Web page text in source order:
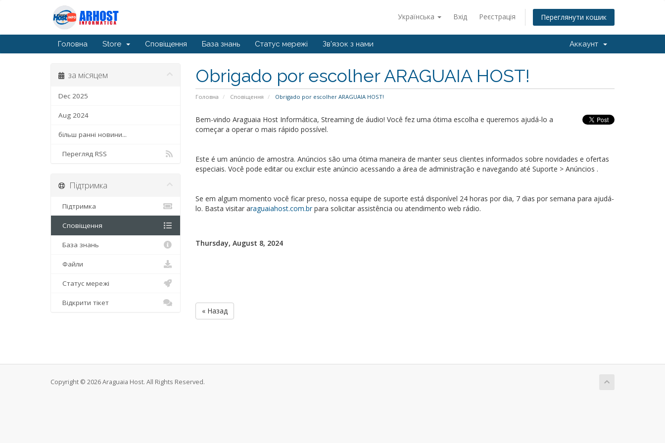
Українська Вхід Реєстрація Переглянути кошик
Головна Store Сповіщення База знань Статус мережі Зв'язок з нами Аккаунт
Obrigado por escolher ARAGUAIA HOST!
Головна Сповіщення Obrigado por escolher ARAGUAIA HOST!
за місяцем
Dec 2025
Aug 2024
більш ранні новини...
Перегляд RSS
Bem-vindo Araguaia Host Informática, Streaming de áudio! Você fez uma ótima escolha e queremos ajudá-lo a
começar a operar o mais rápido possível.
Este é um anúncio de amostra. Anúncios são uma ótima maneira de manter seus clientes informados sobre novidades e ofertas
especiais. Você pode editar ou excluir este anúncio acessando a área de administração e navegando até Suporte > Anúncios .
Se em algum momento você ficar preso, nossa equipe de suporte está disponível 24 horas por dia, 7 dias por semana para ajudá-
lo. Basta visitar araguaiahost.com.brpara solicitar assistência ou atendimento web rádio.
Thursday, August 8, 2024
« Назад
Підтримка
Підтримка
Сповіщення
База знань
Файли
Статус мережі
Відкрити тікет
Copyright © 2026 Araguaia Host. All Rights Reserved.